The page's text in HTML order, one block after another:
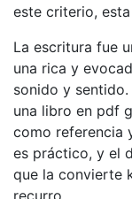
este criterio,
La escritura fue
una rica y
sonido y
una libro en pdf
como referencia
es práctico, y el
que la convierte
recurro.